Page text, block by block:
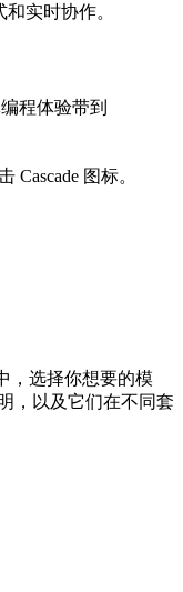
实时协作。
程体验带到
Cascade 图标。
，选择你想要的模
，以及它们在不同套